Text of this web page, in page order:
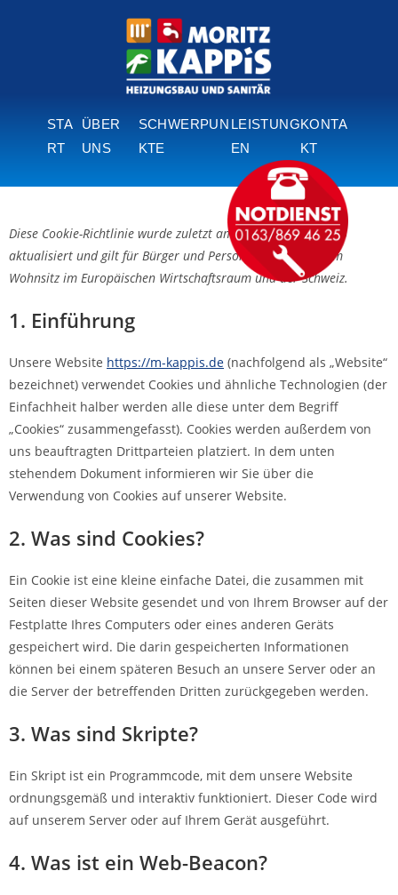
STA
RT
ÜBER
UNS
SCHWERPUN
KTE
LEISTUNG
EN
KONTA
KT
Diese Cookie-Richtlinie wurde zuletzt am 26. November 2025
aktualisiert und gilt für Bürger und Personen mit ständigem
Wohnsitz im Europäischen Wirtschaftsraum und der Schweiz.
1. Einführung
Unsere Website https://m-kappis.de (nachfolgend als „Website“
bezeichnet) verwendet Cookies und ähnliche Technologien (der
Einfachheit halber werden alle diese unter dem Begriff
„Cookies“ zusammengefasst). Cookies werden außerdem von
uns beauftragten Drittparteien platziert. In dem unten
stehendem Dokument informieren wir Sie über die
Verwendung von Cookies auf unserer Website.
2. Was sind Cookies?
Ein Cookie ist eine kleine einfache Datei, die zusammen mit
Seiten dieser Website gesendet und von Ihrem Browser auf der
Festplatte Ihres Computers oder eines anderen Geräts
gespeichert wird. Die darin gespeicherten Informationen
können bei einem späteren Besuch an unsere Server oder an
die Server der betreffenden Dritten zurückgegeben werden.
3. Was sind Skripte?
Ein Skript ist ein Programmcode, mit dem unsere Website
ordnungsgemäß und interaktiv funktioniert. Dieser Code wird
auf unserem Server oder auf Ihrem Gerät ausgeführt.
4. Was ist ein Web-Beacon?